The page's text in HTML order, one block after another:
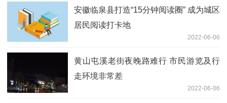
安徽临泉县打造“15分钟阅读圈” 成为城区
居民阅读打卡地
2022-06-06
黄山屯溪老街夜晚路难行 市民游览及行
走环境非常差
2022-06-06